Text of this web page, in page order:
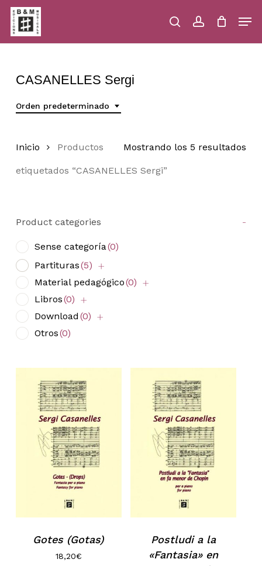
Skip
main
content
searchaccount
Close
CASANELLES Sergi
Orden predeterminado
Mostrando los 5 resultados
Inicio Productos
etiquetados “CASANELLES Sergi”
Product categories -
Sense categoría(0)
Partituras(5)
Material pedagógico(0)
Libros(0)
Download (0)
Otros(0)
Gotes (Gotas)
18,20€
Postludi a la
«Fantasia» en
Menu